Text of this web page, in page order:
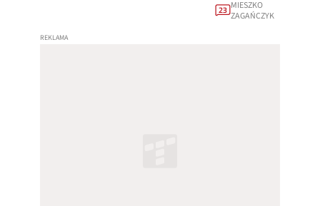
23 MIESZKO
ZAGAŃCZYK